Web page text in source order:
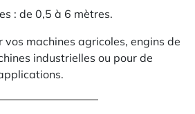
: de 0,5 à 6 mètres.
vos machines agricoles, engins de
industrielles ou pour de